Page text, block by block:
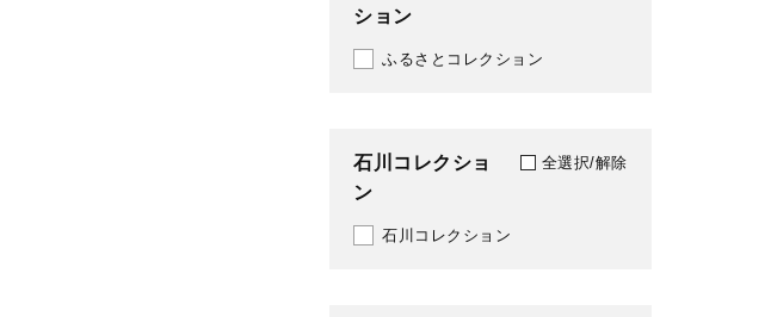
1992
1994
1996
369
375
379
ション
ふるさとコレクション
石川コレクショ
ン
全選択/解除
石川コレクション